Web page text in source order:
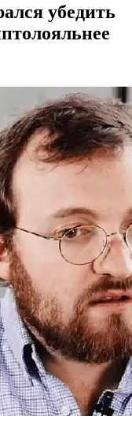
убедить